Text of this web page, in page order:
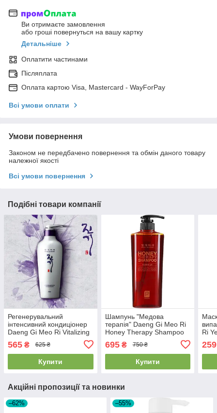
Ви отримаєте замовлення
або гроші повернуться на вашу картку
Детальніше
Оплатити частинами
Післяплата
Оплата картою Visa, Mastercard - WayForPay
Всі умови оплати
Умови повернення
Законом не передбачено повернення та обмін даного товару
належної якості
Всі умови повернення
Подібні товари компанії
Регенерувальний
інтенсивний кондиціонер
Daeng Gi Meo Ri Vitalizing
565 ₴ 625 ₴
Купити
Шампунь "Медова
терапія" Daeng Gi Meo Ri
Honey Therapy Shampoo
695₴ 750 ₴
Купити
Ri
259
Акційні пропозиції та новинки
–62% –55%